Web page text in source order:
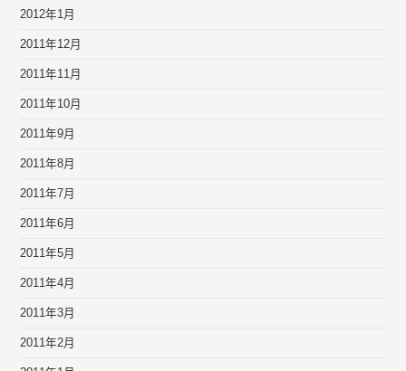
2012年1月
2011年12月
2011年11月
2011年10月
2011年9月
2011年8月
2011年7月
2011年6月
2011年5月
2011年4月
2011年3月
2011年2月